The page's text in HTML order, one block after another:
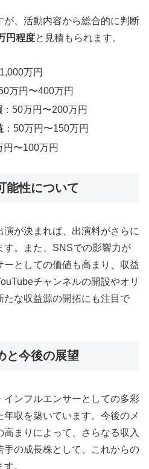
、活動内容から総合的に判断
円程度と見積もられます。
万円
万円〜400万円
：50万円〜200万円
：50万円〜150万円
円〜100万円
能性について
が決まれば、出演料がさらに
す。また、SNSでの影響力が
としての価値も高まり、収益
チャンネルの開設やオリ
たな収益源の開拓にも注目で
と今後の展望
ンフルエンサーとしての多彩
収を築いています。今後のメ
まりによって、さらなる収入
手の成長株として、これからの
。